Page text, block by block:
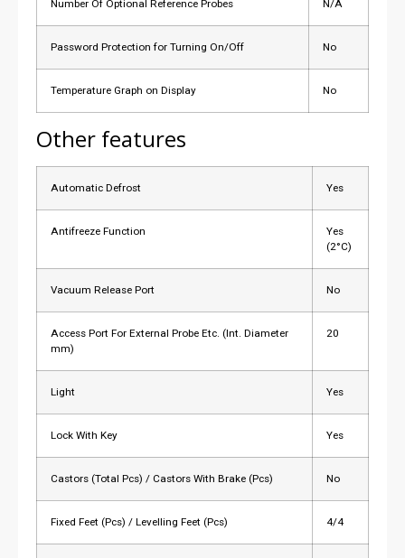
Number Of Optional Reference Probes N/A
Password Protection for Turning On/Off No
Temperature Graph on Display No
Other features
Automatic Defrost Yes
Antifreeze Function
Yes
(2°C)
Vacuum Release Port No
Access Port For External Probe Etc. (Int. Diameter
mm)
20
Light Yes
Lock With Key Yes
Castors (Total Pcs) / Castors With Brake (Pcs) No
Fixed Feet (Pcs) / Levelling Feet (Pcs) 4/4